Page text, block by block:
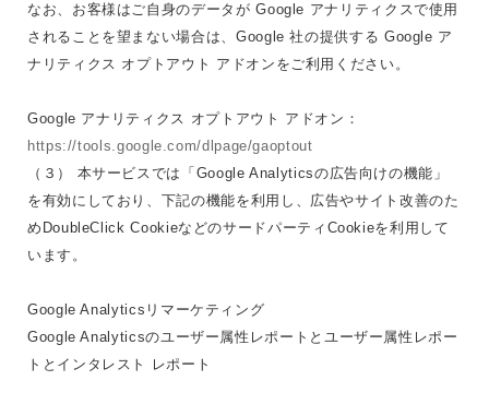
なお、お客様はご自身のデータが Google アナリティクスで使用
されることを望まない場合は、Google 社の提供する Google ア
ナリティクス オプトアウト アドオンをご利用ください。
Google アナリティクス オプトアウト アドオン：
https://tools.google.com/dlpage/gaoptout
（３） 本サービスでは「Google Analyticsの広告向けの機能」
を有効にしており、下記の機能を利用し、広告やサイト改善のた
めDoubleClick CookieなどのサードパーティCookieを利用して
います。
Google Analyticsリマーケティング
Google Analyticsのユーザー属性レポートとユーザー属性レポー
トとインタレスト レポート